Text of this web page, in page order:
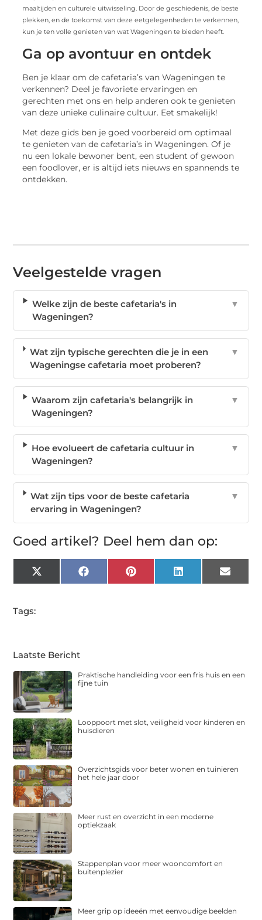
maaltijden en culturele uitwisseling. Door de geschiedenis, de beste
plekken, en de toekomst van deze eetgelegenheden te verkennen,
kun je ten volle genieten van wat Wageningen te bieden heeft.
Ga op avontuur en ontdek
Ben je klaar om de cafetaria’s van Wageningen te
verkennen? Deel je favoriete ervaringen en
gerechten met ons en help anderen ook te genieten
van deze unieke culinaire cultuur. Eet smakelijk!
Met deze gids ben je goed voorbereid om optimaal
te genieten van de cafetaria’s in Wageningen. Of je
nu een lokale bewoner bent, een student of gewoon
een foodlover, er is altijd iets nieuws en spannends te
ontdekken.
Veelgestelde vragen
Welke zijn de beste cafetaria's in
Wageningen?
▼
Wat zijn typische gerechten die je in een
Wageningse cafetaria moet proberen?
▼
Waarom zijn cafetaria's belangrijk in
Wageningen?
▼
Hoe evolueert de cafetaria cultuur in
Wageningen?
▼
Wat zijn tips voor de beste cafetaria
ervaring in Wageningen?
▼
Goed artikel? Deel hem dan op:
X
(Twitter)
FacebookPinterest LinkedIn Email
Tags:
Laatste Bericht
Praktische handleiding voor een fris huis en een
fijne tuin
Looppoort met slot, veiligheid voor kinderen en
huisdieren
Overzichtsgids voor beter wonen en tuinieren
het hele jaar door
Meer rust en overzicht in een moderne
optiekzaak
Stappenplan voor meer wooncomfort en
buitenplezier
Meer grip op ideeën met eenvoudige beelden